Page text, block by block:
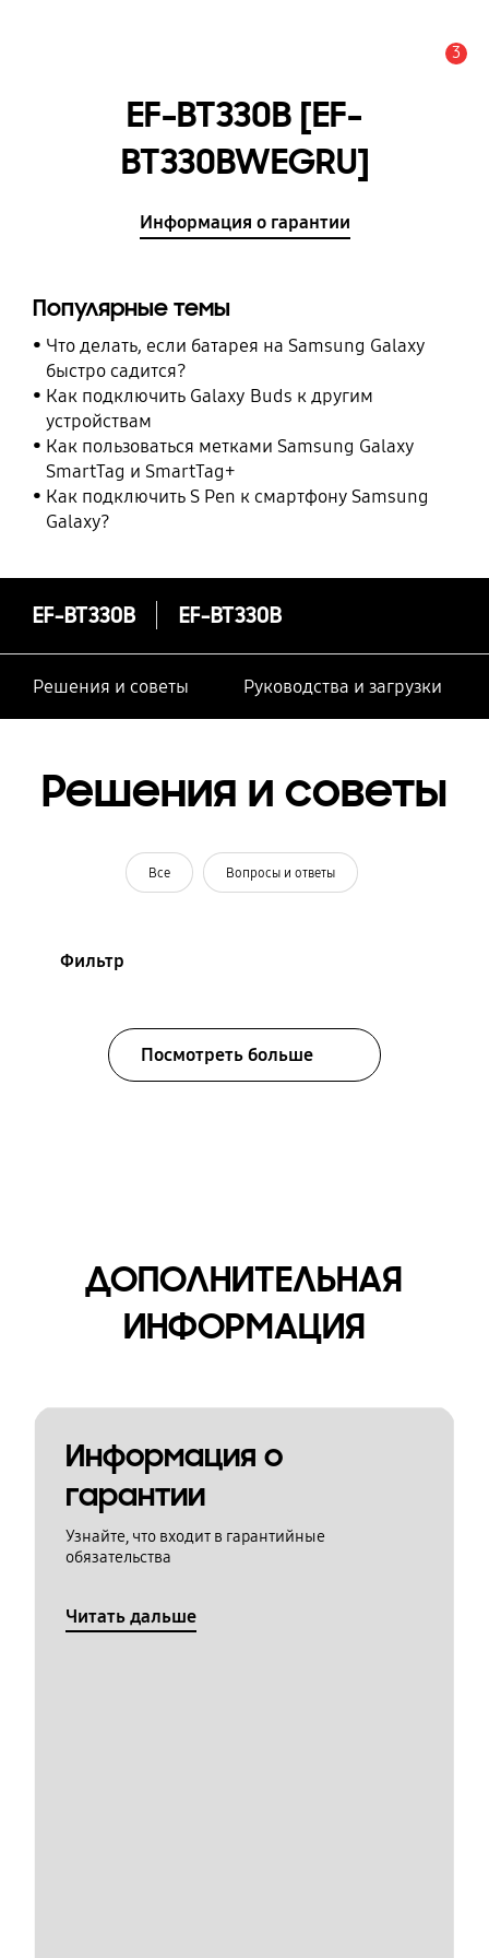
3
EF-BT330B [EF-
BT330BWEGRU]
Информация о гарантии
Популярные темы
Что делать, если батарея на Samsung Galaxy
быстро садится?
Как подключить Galaxy Buds к другим
устройствам
Как пользоваться метками Samsung Galaxy
SmartTag и SmartTag+
Как подключить S Pen к смартфону Samsung
Galaxy?
EF-BT330B EF-BT330B
Решения и советы Руководства и загрузки
Решения и советы
Все Вопросы и ответы
Фильтр
Посмотреть больше
ДОПОЛНИТЕЛЬНАЯ
ИНФОРМАЦИЯ
Информация о
гарантии
Узнайте, что входит в гарантийные
обязательства
Читать дальше